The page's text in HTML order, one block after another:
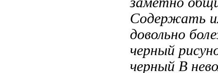
Содержать
довольно
черный
черный В